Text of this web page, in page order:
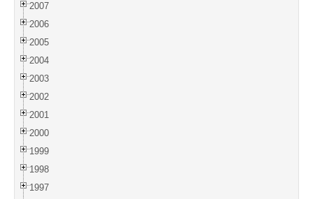
2007
2006
2005
2004
2003
2002
2001
2000
1999
1998
1997